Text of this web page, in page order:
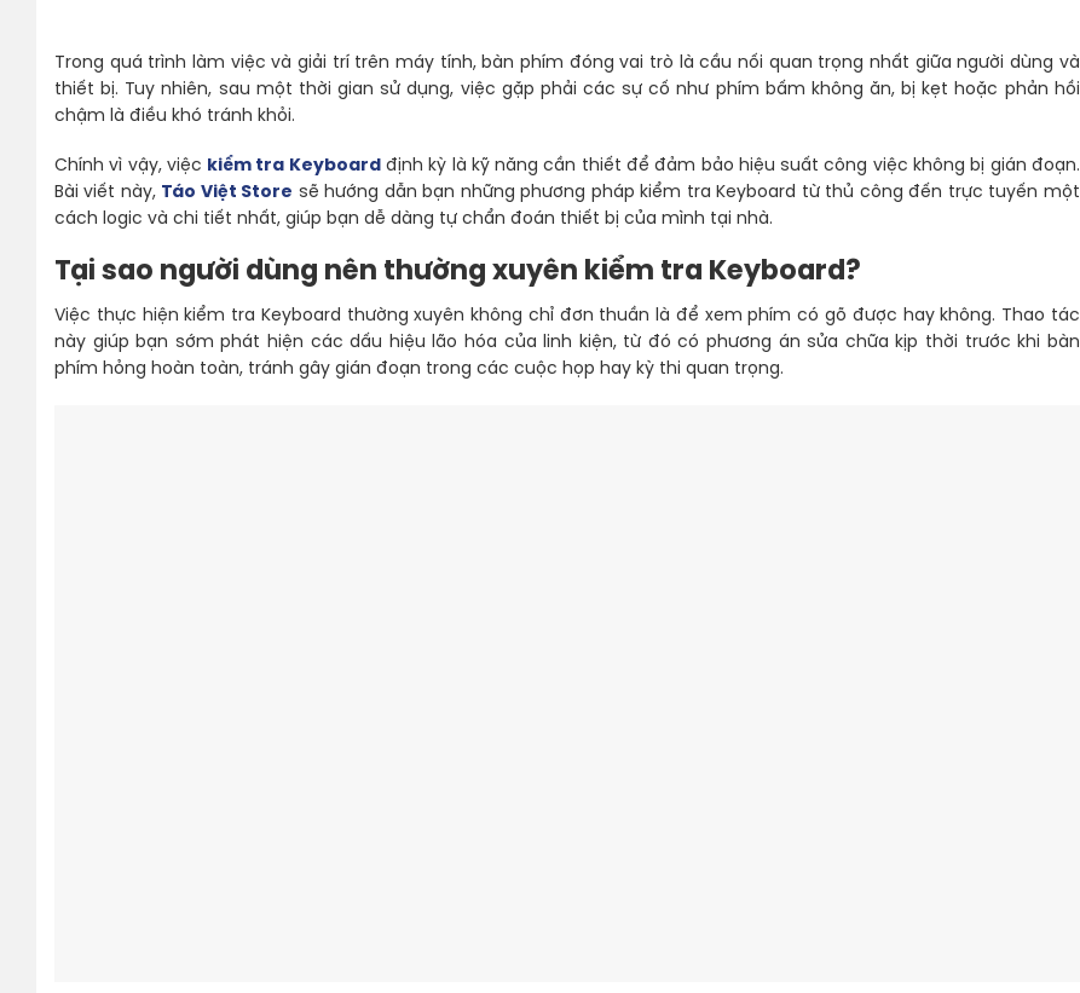
Trong quá trình làm việc và giải trí trên máy tính, bàn phím đóng vai trò là cầu nối quan trọng nhất giữa người dùng và
thiết bị. Tuy nhiên, sau một thời gian sử dụng, việc gặp phải các sự cố như phím bấm không ăn, bị kẹt hoặc phản hồi
chậm là điều khó tránh khỏi.
Chính vì vậy, việc kiểm tra Keyboard định kỳ là kỹ năng cần thiết để đảm bảo hiệu suất công việc không bị gián đoạn.
Bài viết này, Táo Việt Store sẽ hướng dẫn bạn những phương pháp kiểm tra Keyboard từ thủ công đến trực tuyến một
cách logic và chi tiết nhất, giúp bạn dễ dàng tự chẩn đoán thiết bị của mình tại nhà.
Tại sao người dùng nên thường xuyên kiểm tra Keyboard?
Việc thực hiện kiểm tra Keyboard thường xuyên không chỉ đơn thuần là để xem phím có gõ được hay không. Thao tác
này giúp bạn sớm phát hiện các dấu hiệu lão hóa của linh kiện, từ đó có phương án sửa chữa kịp thời trước khi bàn
phím hỏng hoàn toàn, tránh gây gián đoạn trong các cuộc họp hay kỳ thi quan trọng.